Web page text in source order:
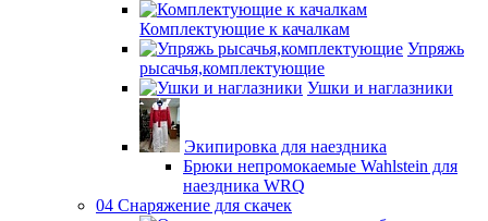
Комплектующие к качалкам
Упряжь
рысачья,комплектующие
Ушки и наглазники
Экипировка для наездника
Брюки непромокаемые Wahlstein для
наездника WRQ
04 Снаряжение для скачек